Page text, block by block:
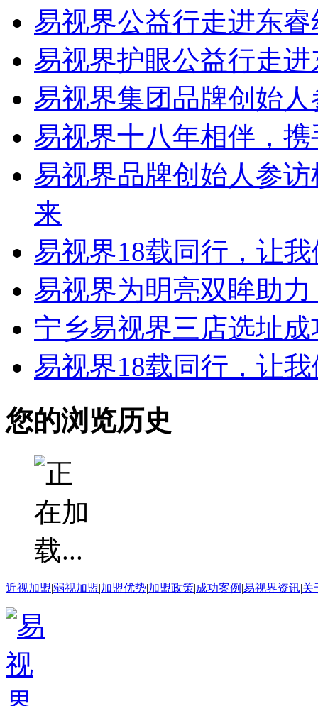
易视界公益行走进东
易视界护眼公益行走
易视界集团品牌创始
易视界十八年相伴，
易视界品牌创始人参
来
易视界18载同行，让
易视界为明亮双眸助
宁乡易视界三店选址
易视界18载同行，让
您的浏览历史
近视加盟|弱视加盟|加盟优势|加盟政策|成功案例 |易视界资讯|关